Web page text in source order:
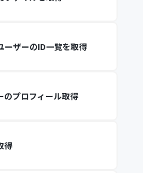
ーザーのID一覧を取得
のプロフィール取得
得